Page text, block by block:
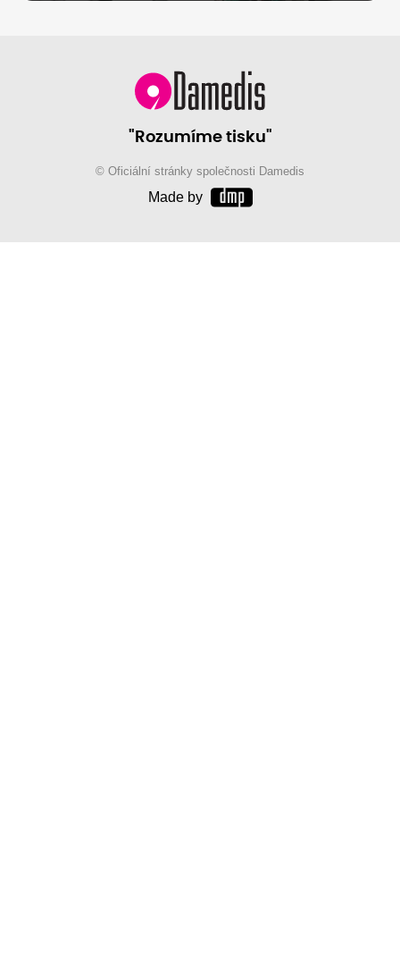
"Rozumíme tisku"
© Oficiální stránky společnosti Damedis
Made by